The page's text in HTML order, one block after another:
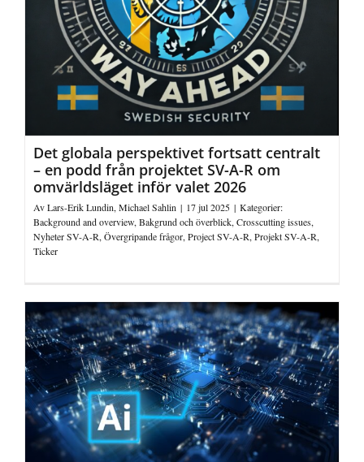
Det globala perspektivet fortsatt centralt
– en podd från projektet SV-A-R om
omvärldsläget inför valet 2026
AvLars-Erik Lundin,Michael Sahlin | 17 jul 2025 | Kategorier:
Background and overview,Bakgrund och överblick,Crosscutting issues,
Nyheter SV-A-R,Övergripande frågor,Project SV-A-R,Projekt SV-A-R,
Ticker